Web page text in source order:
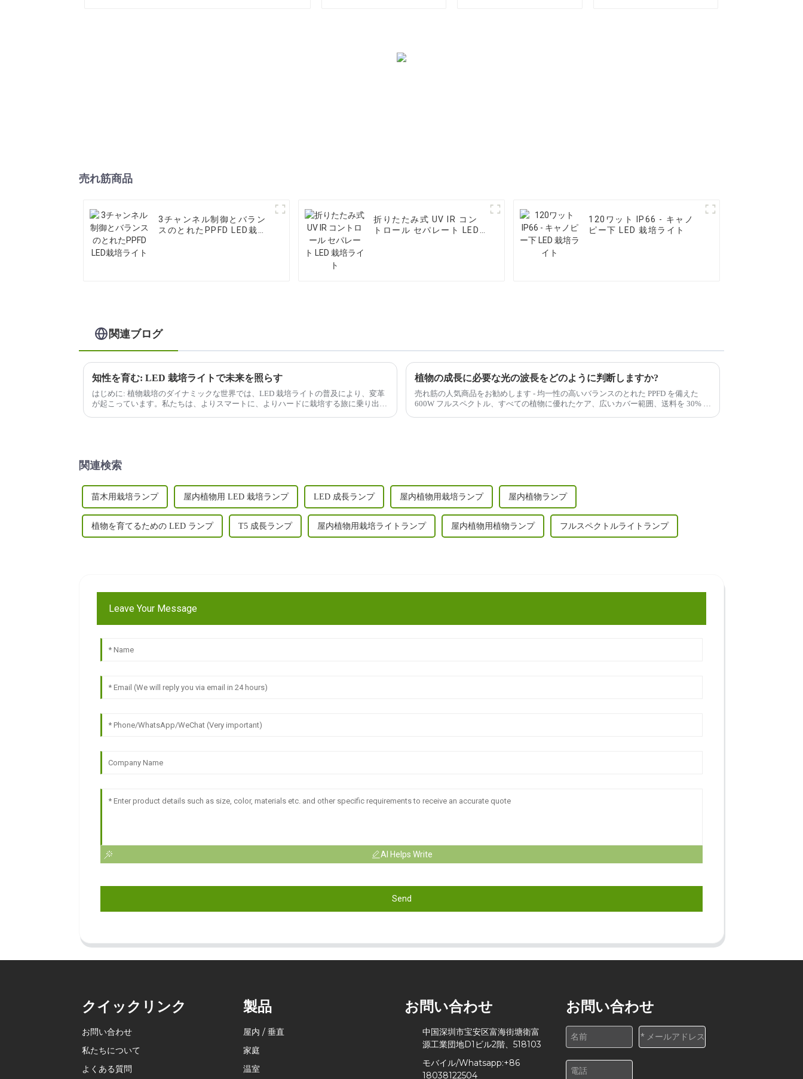
売れ筋商品
3チャンネル制御とバラン
スのとれたPPFD LED栽培
折りたたみ式 UV IR コン
トロール セパレート LED
120ワット IP66 - キャノ
ピー下 LED 栽培ライト
関連ブログ
知性を育む: LED 栽培ライトで未来を照らす
はじめに: 植物栽培のダイナミックな世界では、LED 栽培ライトの普及により、変革
が起こっています。私たちは、よりスマートに、よりハードに栽培する旅に乗り出し
植物の成長に必要な光の波長をどのように判断しますか?
売れ筋の人気商品をお勧めします - 均一性の高いバランスのとれた PPFD を備えた
600W フルスペクトル、すべての植物に優れたケア、広いカバー範囲、送料を 30% 以
関連検索
苗木用栽培ランプ 屋内植物用 LED 栽培ランプ LED 成長ランプ 屋内植物用栽培ランプ 屋内植物ランプ
植物を育てるための LED ランプ T5 成長ランプ 屋内植物用栽培ライトランプ 屋内植物用植物ランプ フルスペクトルライトランプ
Leave Your Message
AI Helps Write
Send
クイックリンク
お問い合わせ
私たちについて
よくある質問
製品
屋内 / 垂直
家庭
温室
お問い合わせ
中国深圳市宝安区富海街塘衛富
源工業団地D1ビル2階、518103
モバイル/Whatsapp:+86
18038122504
お問い合わせ